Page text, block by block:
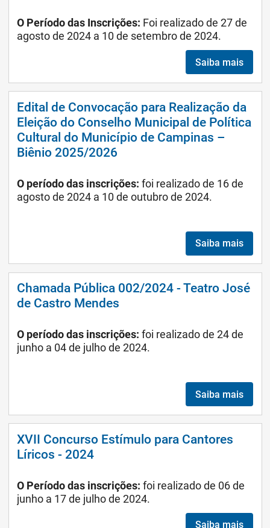
O Período das Inscrições: Foi realizadode 27 de
agosto de 2024 a 10 de setembro de 2024.
Saiba mais
Edital de Convocação para Realização da
Eleição do Conselho Municipal de Política
Cultural do Município de Campinas –
Biênio 2025/2026
O período das inscrições: foi realizadode 16 de
agosto de 2024 a 10 de outubro de 2024.
Saiba mais
Chamada Pública 002/2024 - Teatro José
de Castro Mendes
O período das inscrições: foi realizado de 24 de
junho a 04 de julho de 2024.
Saiba mais
XVII Concurso Estímulo para Cantores
Líricos - 2024
O Período das inscrições: foi realizado de 06 de
junho a 17 de julho de 2024.
Saiba mais